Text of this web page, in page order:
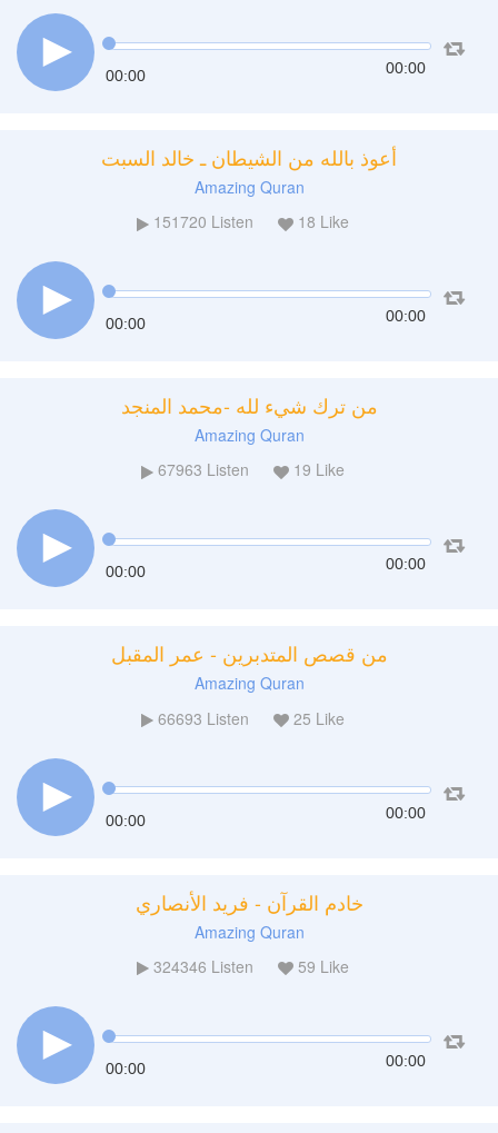
00:00 00:00
أعوذ بالله من الشيطان ـ خالد السبت
Amazing Quran
151720 Listen 18 Like
00:00 00:00
من ترك شيء لله -محمد المنجد
Amazing Quran
67963 Listen 19 Like
00:00 00:00
من قصص المتدبرين - عمر المقبل
Amazing Quran
66693 Listen 25 Like
00:00 00:00
خادم القرآن - فريد الأنصاري
Amazing Quran
324346 Listen 59 Like
00:00 00:00